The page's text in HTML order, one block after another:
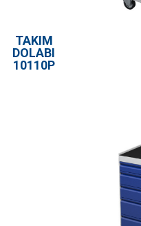
TAKIM
DOLABI
10110P